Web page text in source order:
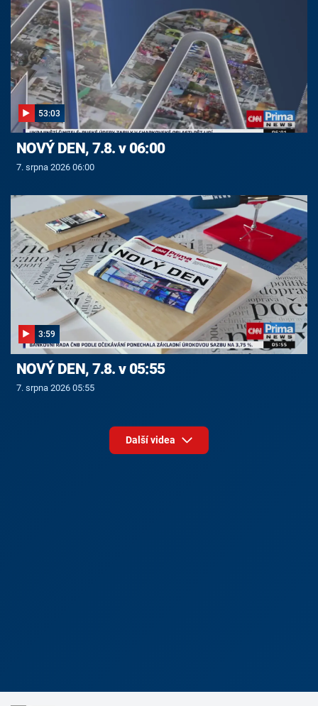
53:03
NOVÝ DEN, 7.8. v 06:00
7. srpna 2026 06:00
3:59
NOVÝ DEN, 7.8. v 05:55
7. srpna 2026 05:55
Další videa